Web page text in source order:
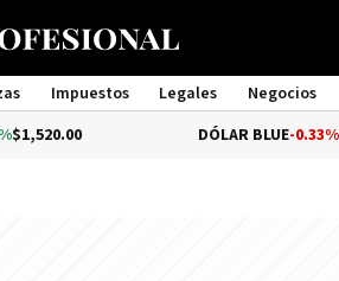
Impuestos Legales Negocios
Management
-0.33%$1,540.00